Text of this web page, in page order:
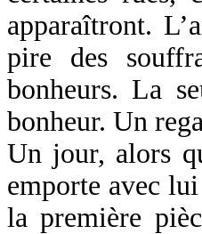
apparaîtront.
pire des
bonheurs. La
bonheur. Un
Un jour, alors
emporte avec
la première